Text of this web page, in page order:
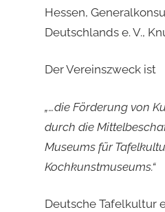
Hessen,
Deutschlands e. V.,
Der Vereinszweck ist
„…die Förderung von
durch die
Museums für
Kochkunstmuseums.“
Deutsche Tafelkultur